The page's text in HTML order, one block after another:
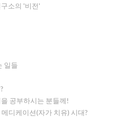
소의 '비전'
일들
공부하시는 분들께!
디케이션(자가 치유) 시대?